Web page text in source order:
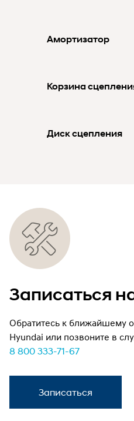
Амортизатор
Корзина
Диск сцепления
Записаться
Обратитесь к ближайшему
Hyundai или позвоните в
8 800 333-71-67
Записаться